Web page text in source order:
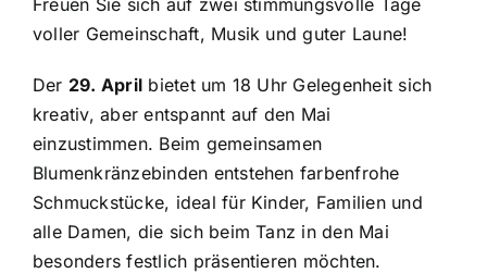
Freuen Sie sich auf zwei stimmungsvolle Tage
voller Gemeinschaft, Musik und guter Laune!
Der 29. April bietet um 18 Uhr Gelegenheit sich
kreativ, aber entspannt auf den Mai
einzustimmen. Beim gemeinsamen
Blumenkränzebinden entstehen farbenfrohe
Schmuckstücke, ideal für Kinder, Familien und
alle Damen, die sich beim Tanz in den Mai
besonders festlich präsentieren möchten.